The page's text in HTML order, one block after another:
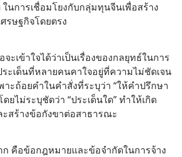
นการเชื่อมโยงกับกลุ่มทุนจีนเพื่อสร้าง
รษฐกิจโดยตรง
ะเข้าใจได้ว่าเป็นเรื่องของกลยุทธ์ในการ
ะเด็นที่หลายคนคาใจอยู่ที่ความไม่ชัดเจน
ะถ้อยคำในคำสั่งที่ระบุว่า “ให้คำปรึกษา
ดยไม่ระบุชัดว่า “ประเด็นใด” ทำให้เกิด
สร้างข้อกังขาต่อสาธารณะ
คือข้อกฎหมายและข้อจำกัดในการจ้าง